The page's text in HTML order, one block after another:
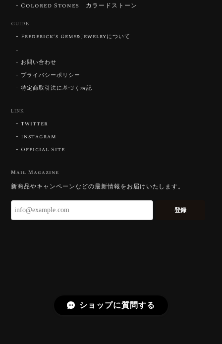
いです。 ウルウルとギラギラを一度に見ることができ
はないスフェーンの新たな一面を知ることができて感
動しております。 この度はありがとうございました。
お迎えいただきありがとうございます。
「ウルウルとギラギラを一度に」——まさ
にその両立を狙って設計したカットですの
やわらかく受け止めるようにしています。
長くお楽しみいただけますように。
2026/07/21
久しぶりに買えました。 相変わらずギラッギラで素晴
言葉として受け取りました。
Colored Stones カラードストーン
GUIDE
Frederick’s Gems&Jewelryについて
お問い合わせ
プライバシーポリシー
特定商取引法に基づく表記
LINK
Twitter
Instagram
Official Site
Mail Magazine
新商品やキャンペーンなどの最新情報をお届けいたします。
登録
ショップに質問する